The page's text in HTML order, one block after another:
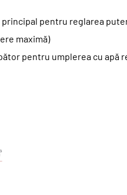
pentru reglarea
maximă)
pentru umplerea cu apă